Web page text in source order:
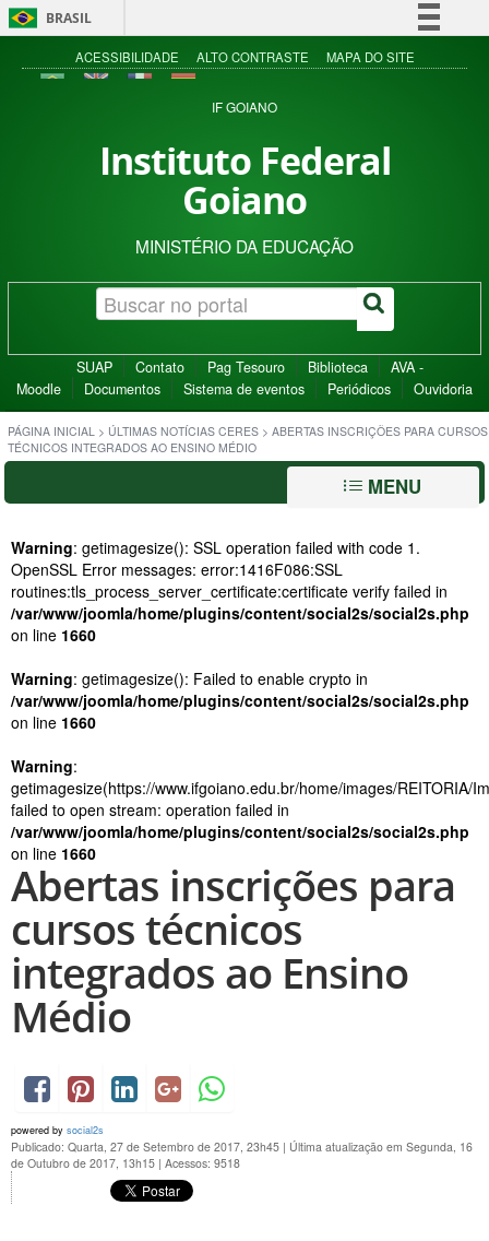
BRASIL
Simplifique!
Acesso à informação
ACESSIBILIDADE ALTO CONTRASTE MAPA DO SITE
IF GOIANO
Instituto Federal
Goiano
MINISTÉRIO DA EDUCAÇÃO
SUAP Contato Pag Tesouro Biblioteca
AVA -
Moodle
Documentos Sistema de eventos Periódicos Ouvidoria
PÁGINA INICIAL > ÚLTIMAS NOTÍCIAS CERES > ABERTAS INSCRIÇÕES PARA CURSOS
TÉCNICOS INTEGRADOS AO ENSINO MÉDIO
MENU
Warning: getimagesize(): SSL operation failed with code 1.
OpenSSL Error messages: error:1416F086:SSL
routines:tls_process_server_certificate:certificate verify failed in
/var/www/joomla/home/plugins/content/social2s/social2s.php
on line 1660
Warning: getimagesize(): Failed to enable crypto in
/var/www/joomla/home/plugins/content/social2s/social2s.php
on line 1660
Warning:
getimagesize(https://www.ifgoiano.edu.br/home/images/REITORIA/
failed to open stream: operation failed in
/var/www/joomla/home/plugins/content/social2s/social2s.php
on line 1660
Abertas inscrições para
cursos técnicos
integrados ao Ensino
Médio
powered by social2s
Publicado: Quarta, 27 de Setembro de 2017, 23h45 | Última atualização em Segunda, 16
de Outubro de 2017, 13h15 | Acessos: 9518